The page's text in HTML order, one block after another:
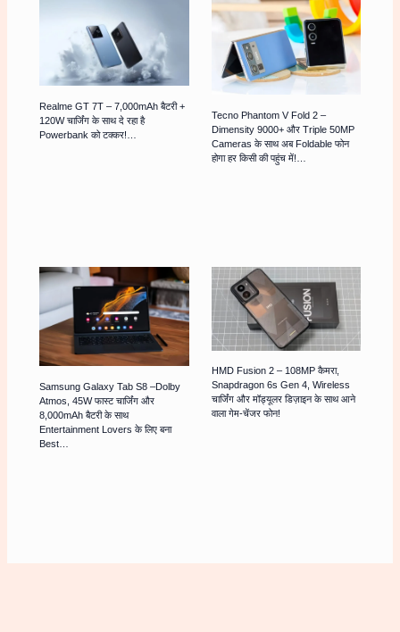
Realme GT 7T – 7,000mAh बैटरी +
120W चार्जिंग के साथ दे रहा है
Powerbank को टक्कर!…
Tecno Phantom V Fold 2 –
Dimensity 9000+ और Triple 50MP
Cameras के साथ अब Foldable फोन
होगा हर किसी की पहुंच में!…
Samsung Galaxy Tab S8 –Dolby
Atmos, 45W फास्ट चार्जिंग और
8,000mAh बैटरी के साथ
Entertainment Lovers के लिए बना
Best…
HMD Fusion 2 – 108MP कैमरा,
Snapdragon 6s Gen 4, Wireless
चार्जिंग और मॉड्यूलर डिज़ाइन के साथ आने
वाला गेम-चेंजर फोन!